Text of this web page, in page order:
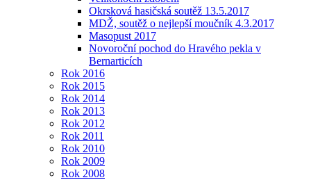
Okrsková hasičská soutěž 13.5.2017
MDŽ, soutěž o nejlepší moučník 4.3.2017
Masopust 2017
Novoroční pochod do Hravého pekla v
Bernarticích
Rok 2016
Rok 2015
Rok 2014
Rok 2013
Rok 2012
Rok 2011
Rok 2010
Rok 2009
Rok 2008